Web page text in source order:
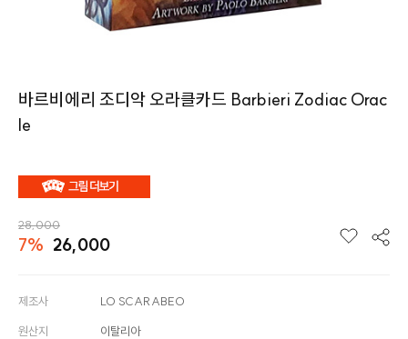
바르비에리 조디악 오라클카드 Barbieri Zodiac Orac
le
28,000
7% 26,000
제조사 LO SCARABEO
원산지 이탈리아